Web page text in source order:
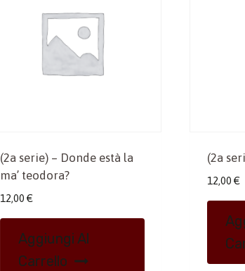
(2a serie) – Donde està la
ma’ teodora?
12,00 €
Aggiungi Al
Carrello
(2a
12,00 €